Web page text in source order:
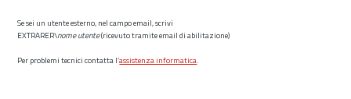
Se sei un utente esterno, nel campo email, scrivi
EXTRARER\nome utente(ricevuto tramite email di abilitazione)
Per problemi tecnici contatta l’assistenza informatica.